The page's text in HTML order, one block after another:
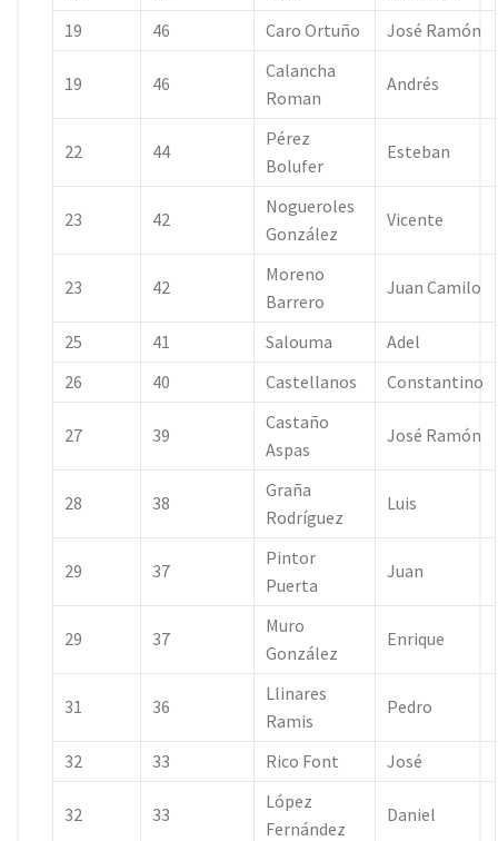
19
46 Caro Ortuño José Ramón
19 46
Calancha
Roman
Andrés
22 44
Pérez
Bolufer
Esteban
23 42
Nogueroles
González
Vicente
23 42
Moreno
Barrero
Juan Camilo
25 41 Salouma
Adel
26
40 Castellanos Constantino
27 39
Castaño
Aspas
José Ramón
28 38
Graña
Rodríguez
Luis
29 37
Pintor
Puerta
Juan
29 37
Muro
González
Enrique
31 36
Llinares
Ramis
Pedro
32 33 Rico Font José
32 33
López
Fernández
Daniel